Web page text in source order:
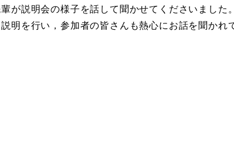
が説明会の様子を話して聞かせてくださいました。
明を行い，参加者の皆さんも熱心にお話を聞かれ